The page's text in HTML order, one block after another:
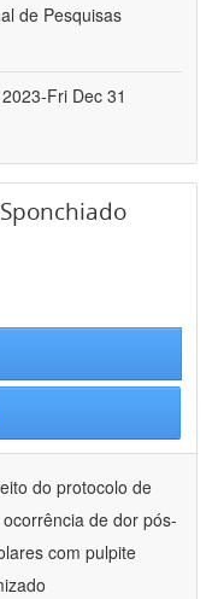
de Pesquisas
Fri Dec 31
do protocolo de
de dor pós-
com pulpite